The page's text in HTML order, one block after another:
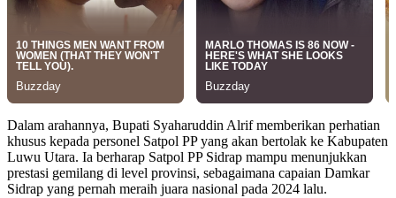
Dalam arahannya, Bupati Syaharuddin Alrif memberikan perhatian
khusus kepada personel Satpol PP yang akan bertolak ke Kabupaten
Luwu Utara. Ia berharap Satpol PP Sidrap mampu menunjukkan
prestasi gemilang di level provinsi, sebagaimana capaian Damkar
Sidrap yang pernah meraih juara nasional pada 2024 lalu.